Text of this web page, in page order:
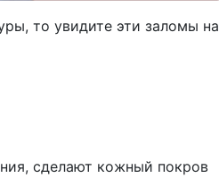
то увидите эти заломы на
сделают кожный покров